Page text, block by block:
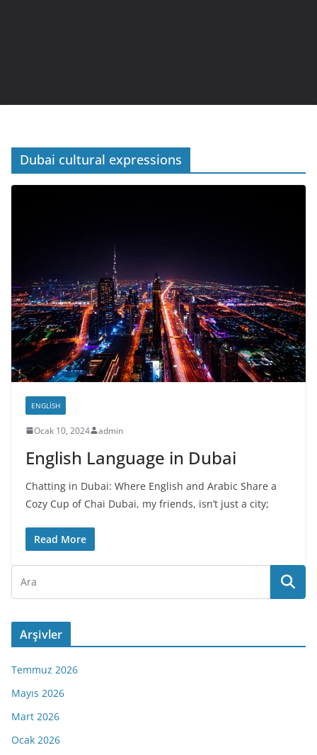
Dubai cultural expressions
ENGLISH
Ocak 10, 2024 admin
English Language in Dubai
Chatting in Dubai: Where English and Arabic Share a
Cozy Cup of Chai Dubai, my friends, isn’t just a city;
Read More
Arşivler
Temmuz 2026
Mayıs 2026
Mart 2026
Ocak 2026